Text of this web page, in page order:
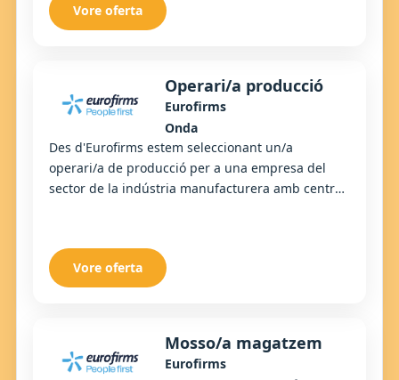
Vore oferta
Operari/a producció
Eurofirms
Onda
Des d'Eurofirms estem seleccionant un/a
operari/a de producció per a una empresa del
sector de la indústria manufacturera amb centre
Vore oferta
Mosso/a magatzem
Eurofirms